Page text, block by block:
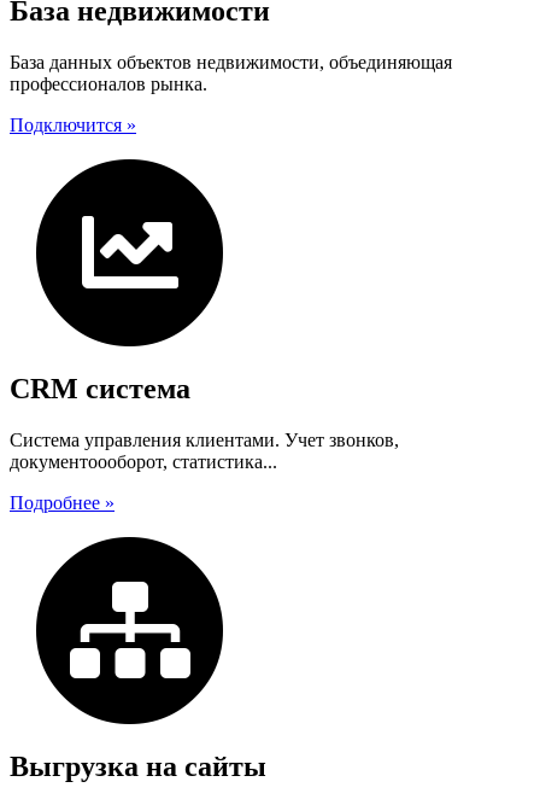
База недвижимости
База данных объектов недвижимости, объединяющая
профессионалов рынка.
Подключится »
CRM система
Система управления клиентами. Учет звонков,
документоооборот, статистика...
Подробнее »
Выгрузка на сайты